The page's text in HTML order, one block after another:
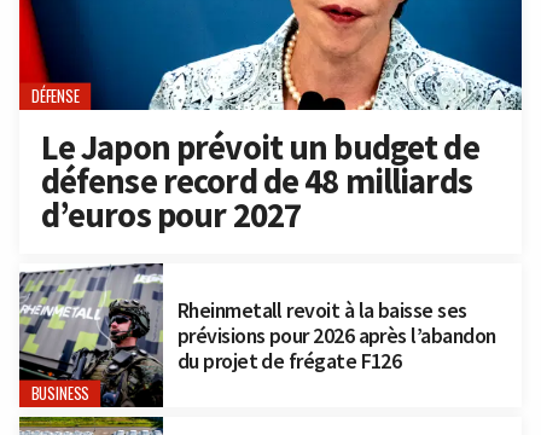
DÉFENSE
Le Japon prévoit un budget de
défense record de 48 milliards
d’euros pour 2027
BUSINESS
Rheinmetall revoit à la baisse ses
prévisions pour 2026 après l’abandon
du projet de frégate F126